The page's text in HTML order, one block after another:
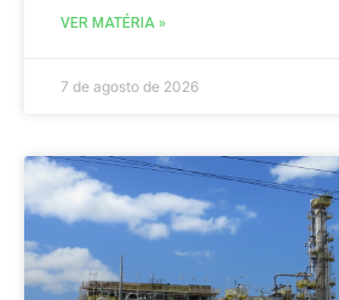
VER MATÉRIA »
7 de agosto de 2026